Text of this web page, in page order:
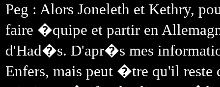
Peg : Alors Joneleth et Kethry,
faire �quipe et partir en
d'Had�s. D'apr�s mes
Enfers, mais peut �tre qu'il reste